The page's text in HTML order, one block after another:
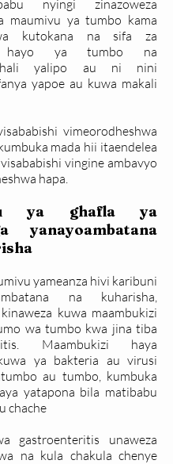
nyingi zinazoweza
maumivu ya tumbo kama
kutokana na sifa za
hayo ya tumbo na
yalipo au ni nini
yapoe au kuwa makali
vimeorodheshwa
mada hii itaendelea
vingine ambavyo
hapa.
ya ghafla ya
yanayoambatana
yameanza hivi karibuni
na kuharisha,
kuwa maambukizi
wa tumbo kwa jina tiba
Maambukizi haya
ya bakteria au virusi
au tumbo, kumbuka
yatapona bila matibabu
chache
gastroenteritis unaweza
na kula chakula chenye